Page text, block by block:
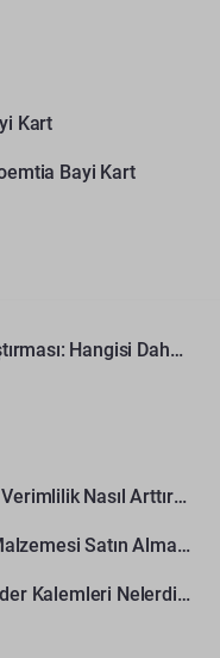
Kart
Bayi Kart
Gazbeton, Tuğla ve Bims Karşılaştırması: Hangisi Daha Avantajlı?
Maden Ocaklarında Operasyonel Verimlilik Nasıl Arttırılır?
Müteahhitler İçin Toptan İnşaat Malzemesi Satın Alma Rehberi
Maden Ocaklarında En Yüksek Gider Kalemleri Nelerdir?